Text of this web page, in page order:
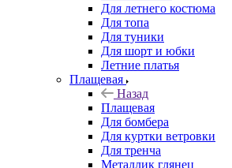
Для летнего костюма
Для топа
Для туники
Для шорт и юбки
Летние платья
Плащевая
Назад
Плащевая
Для бомбера
Для куртки ветровки
Для тренча
Металлик глянец